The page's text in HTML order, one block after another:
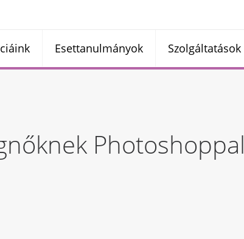
Esettanulmányok Szolgáltatások
Photoshoppal